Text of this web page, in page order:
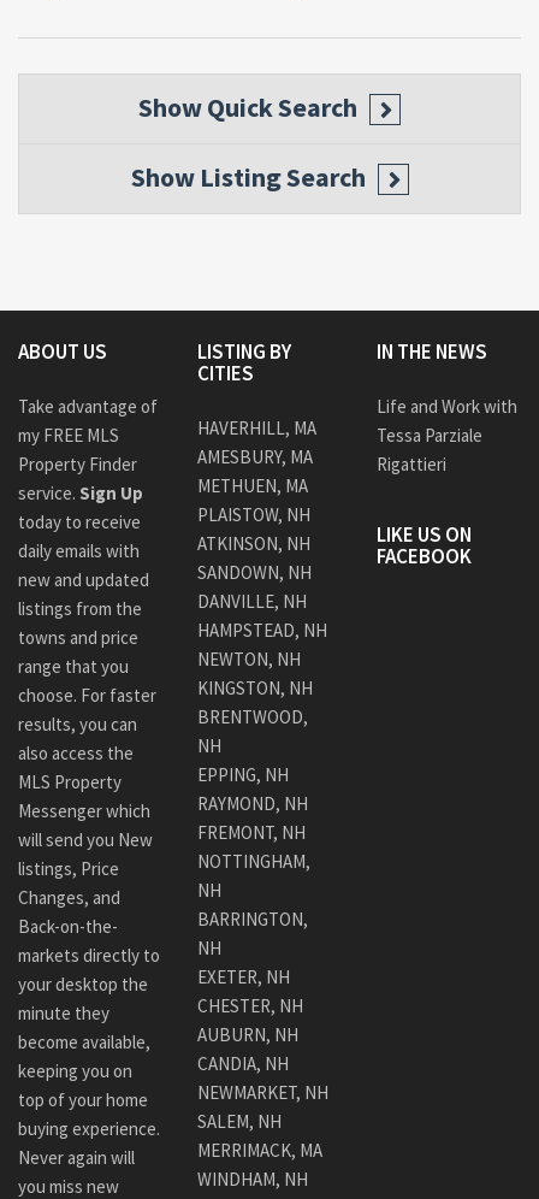
ShowQuick Search
Show Listing Search
ABOUT US
Take advantage of
my FREE MLS
Property Finder
service. Sign Up
today to receive
daily emails with
new and updated
listings from the
towns and price
range that you
choose. For faster
results, you can
also access the
MLS Property
Messenger which
will send you New
listings, Price
Changes, and
Back-on-the-
markets directly to
your desktop the
minute they
become available,
keeping you on
top of your home
buying experience.
Never again will
you miss new
LISTING BY
CITIES
HAVERHILL, MA
AMESBURY, MA
METHUEN, MA
PLAISTOW, NH
ATKINSON, NH
SANDOWN, NH
DANVILLE, NH
HAMPSTEAD, NH
NEWTON, NH
KINGSTON, NH
BRENTWOOD,
NH
EPPING, NH
RAYMOND, NH
FREMONT, NH
NOTTINGHAM,
NH
BARRINGTON,
NH
EXETER, NH
CHESTER, NH
AUBURN, NH
CANDIA, NH
NEWMARKET, NH
SALEM, NH
MERRIMACK, MA
WINDHAM, NH
IN THE NEWS
Life and Work with
Tessa Parziale
Rigattieri
LIKE US ON
FACEBOOK